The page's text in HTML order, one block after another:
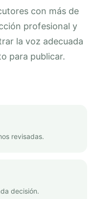
con más de
profesional y
la voz adecuada
para publicar.
revisadas.
decisión.